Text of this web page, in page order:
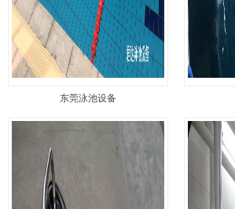
东莞泳池设备